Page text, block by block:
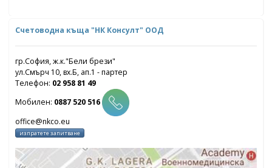
Счетоводна къща "НК Консулт" ООД
гр.София, ж.к."Бели брези"
ул.Смърч 10, вх.Б, ап.1 - партер
Телефон: 02 958 81 49
Мобилен: 0887 520 516
изпратете запитване